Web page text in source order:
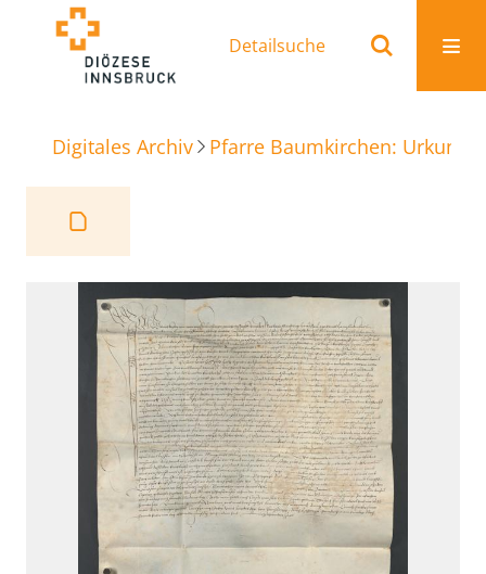
Detailsuche
Digitales Archiv Pfarre Baumkirchen: